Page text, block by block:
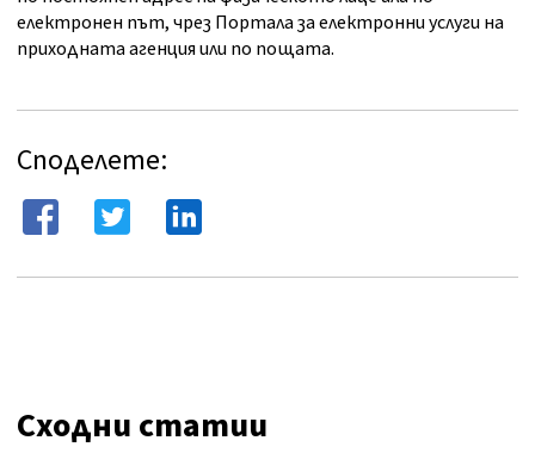
електронен път, чрез Портала за електронни услуги на
приходната агенция или по пощата.
Споделете:
Сходни статии